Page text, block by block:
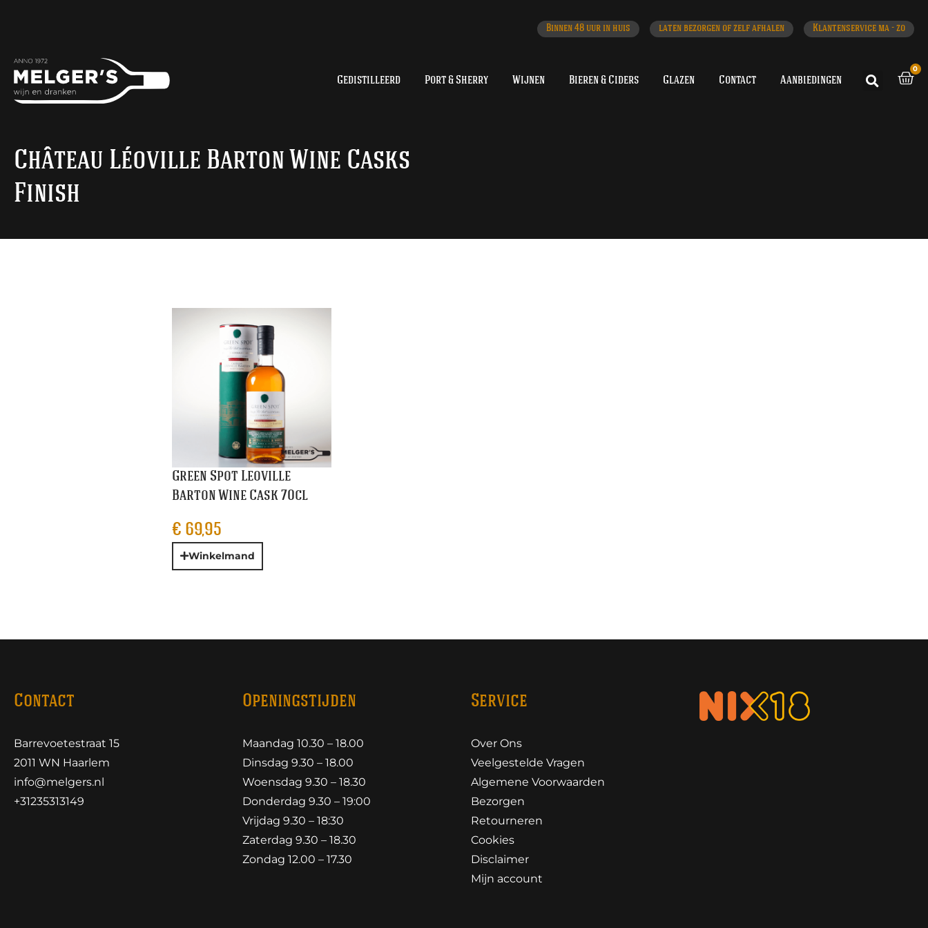
Binnen 48 uur in huis laten bezorgen of zelf afhalen Klantenservice ma - zo
Gedistilleerd Port & Sherry Wijnen Bieren & Ciders Glazen Contact Aanbiedingen
0
Château Léoville Barton Wine Casks
Finish
Green Spot Leoville
Barton Wine Cask 70cl
€ 69,95
Winkelmand
Contact
Barrevoetestraat 15
2011 WN Haarlem
info@melgers.nl
+31235313149
Openingstijden
Maandag 10.30 – 18.00
Dinsdag 9.30 – 18.00
Woensdag 9.30 – 18.30
Donderdag 9.30 – 19:00
Vrijdag 9.30 – 18:30
Zaterdag 9.30 – 18.30
Zondag 12.00 – 17.30
Service
Over Ons
Veelgestelde Vragen
Algemene Voorwaarden
Bezorgen
Retourneren
Cookies
Disclaimer
Mijn account